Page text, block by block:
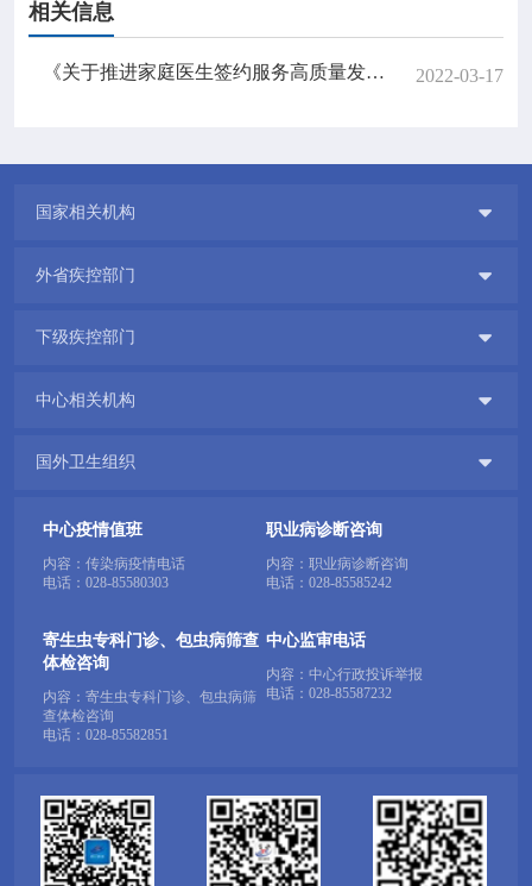
相关信息
《关于推进家庭医生签约服务高质量发展的指导意见》政策解读 2022-03-17
国家相关机构 
外省疾控部门 
下级疾控部门 
中心相关机构 
国外卫生组织 
中心疫情值班
内容：传染病疫情电话
电话： 028-85580303
职业病诊断咨询
内容：职业病诊断咨询
电话： 028-85585242
寄生虫专科门诊、包虫病筛查
体检咨询
内容：寄生虫专科门诊、包虫病筛
查体检咨询
电话： 028-85582851
中心监审电话
内容：中心行政投诉举报
电话： 028-85587232